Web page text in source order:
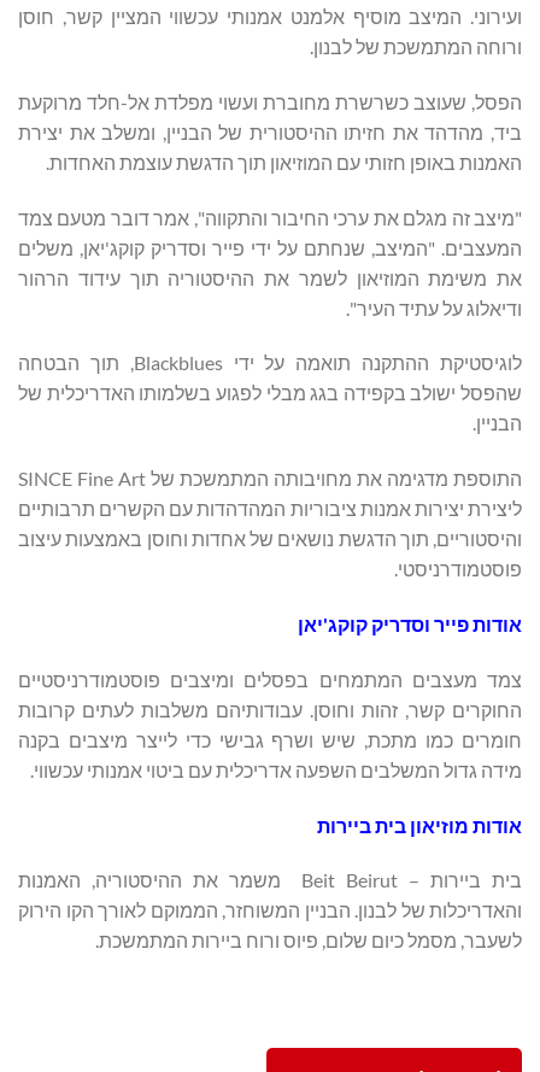
ועירוני. המיצב מוסיף אלמנט אמנותי עכשווי המציין קשר, חוסן
ורוחה המתמשכת של לבנון.
הפסל, שעוצב כשרשרת מחוברת ועשוי מפלדת אל-חלד מרוקעת
ביד, מהדהד את חזיתו ההיסטורית של הבניין, ומשלב את יצירת
האמנות באופן חזותי עם המוזיאון תוך הדגשת עוצמת האחדות.
"מיצב זה מגלם את ערכי החיבור והתקווה", אמר דובר מטעם צמד
המעצבים. "המיצב, שנחתם על ידי פייר וסדריק קוקג'יאן, משלים
את משימת המוזיאון לשמר את ההיסטוריה תוך עידוד הרהור
ודיאלוג על עתיד העיר".
לוגיסטיקת ההתקנה תואמה על ידי Blackblues, תוך הבטחה
שהפסל ישולב בקפידה בגג מבלי לפגוע בשלמותו האדריכלית של
הבניין.
התוספת מדגימה את מחויבותה המתמשכת של SINCE Fine Art
ליצירת יצירות אמנות ציבוריות המהדהדות עם הקשרים תרבותיים
והיסטוריים, תוך הדגשת נושאים של אחדות וחוסן באמצעות עיצוב
פוסטמודרניסטי.
אודותפייר וסדריק קוקג'יאן
צמד מעצבים המתמחים בפסלים ומיצבים פוסטמודרניסטיים
החוקרים קשר, זהות וחוסן. עבודותיהם משלבות לעתים קרובות
חומרים כמו מתכת, שיש ושרף גבישי כדי לייצר מיצבים בקנה
מידה גדול המשלבים השפעה אדריכלית עם ביטוי אמנותי עכשווי.
אודות מוזיאון בית ביירות
בית ביירות – Beit Beirut משמר את ההיסטוריה, האמנות
והאדריכלות של לבנון. הבניין המשוחזר, הממוקם לאורך הקו הירוק
לשעבר, מסמל כיום שלום, פיוס ורוח ביירות המתמשכת.